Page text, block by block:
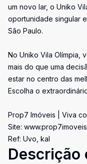
um novo lar, o Uniko
oportunidade singular
São Paulo.
No Uniko Vila Olímpia,
mais do que uma
estar no centro das
Escolha o
Prop7 Imóveis | Viva
Site:
Ref: Uvo, kal
Descrição